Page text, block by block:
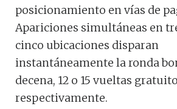
posicionamiento en vías de
Apariciones simultáneas en
cinco ubicaciones disparan
instantáneamente la ronda
decena, 12 o 15 vueltas
respectivamente.